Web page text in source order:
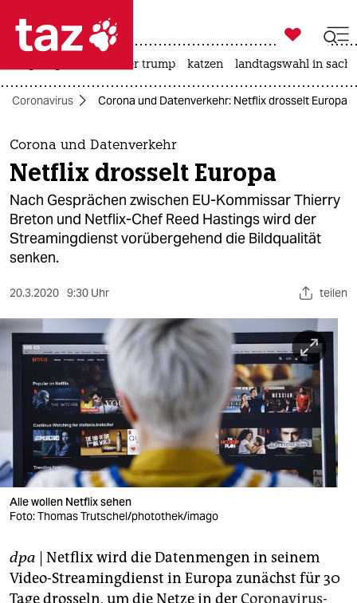
 taz zahl ich
taz zahl ich
themen
politik
öko
gesellschaft
kultur
sport
berlin
nord
wahrheit
verlag
verlag
shop
fragen & hilfe

taz zahl ich
usa unter trump katzen landtagswahl in
Coronavirus Corona und Datenverkehr: Netflix drosselt Europa
Corona und Datenverkehr
Netflix drosselt Europa
Nach Gesprächen zwischen EU-Kommissar Thierry
Breton und Netflix-Chef Reed Hastings wird der
Streamingdienst vorübergehend die Bildqualität
senken.
20.3.2020 9:30 Uhr teilen
Alle wollen Netflix sehen
Foto: Thomas Trutschel/photothek/imago
dpa | Netflix wird die Datenmengen in seinem
Video-Streamingdienst in Europa zunächst für 30
Tage drosseln, um die Netze in derCoronavirus-